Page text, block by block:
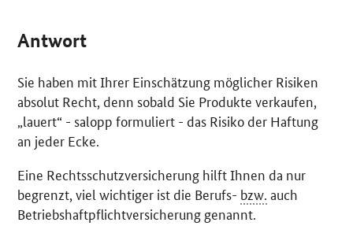
Antwort
Sie haben mit Ihrer Einschätzung möglicher Risiken
absolut Recht, denn sobald Sie Produkte verkaufen,
„lauert“ - salopp formuliert - das Risiko der Haftung
an jeder Ecke.
Eine Rechtsschutzversicherung hilft Ihnen da nur
begrenzt, viel wichtiger ist die Berufs- bzw. auch
Betriebshaftpflichtversicherung genannt.